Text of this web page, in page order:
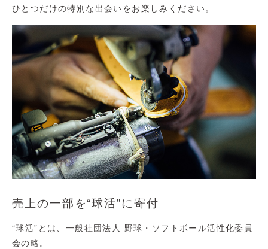
ひとつだけの特別な出会いをお楽しみください。
売上の一部を“球活”に寄付
“球活”とは、一般社団法人 野球・ソフトボール活性化委員
会の略。